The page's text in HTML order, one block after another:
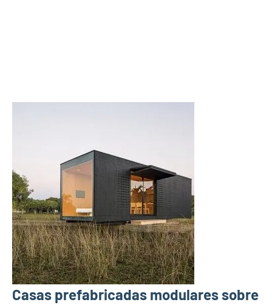
Casas prefabricadas modulares sobre